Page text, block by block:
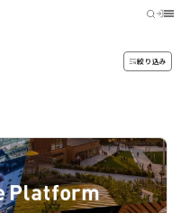
絞り込み